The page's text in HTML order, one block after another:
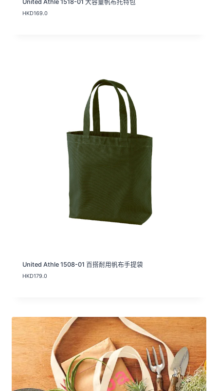
United Athle 1518-01 大容量帆布托特包
HKD169.0
United Athle 1508-01 百搭耐用帆布手提袋
HKD179.0